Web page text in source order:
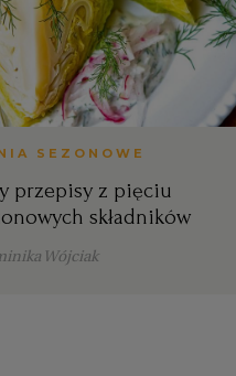
SEZONOWE
przepisy z pięciu
składników
Wójciak